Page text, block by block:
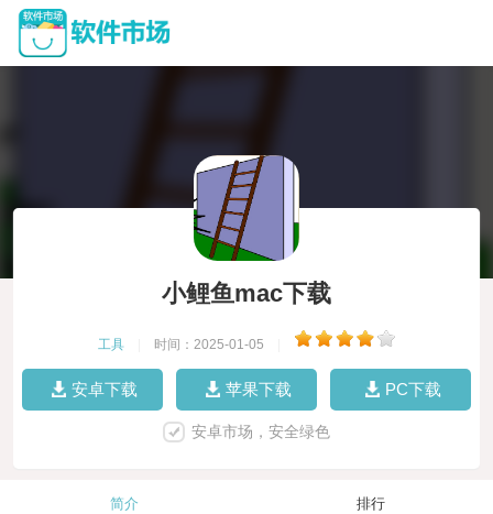
小鲤鱼mac下载
工具 时间：2025-01-05
安卓下载 苹果下载 PC下载
安卓市场，安全绿色
简介 排行